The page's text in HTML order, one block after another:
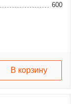
600
В корзину